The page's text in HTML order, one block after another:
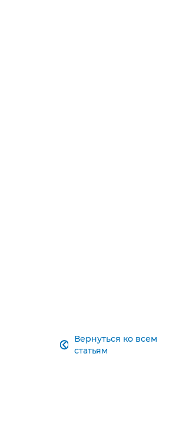
Вернуться ко всем
статьям
